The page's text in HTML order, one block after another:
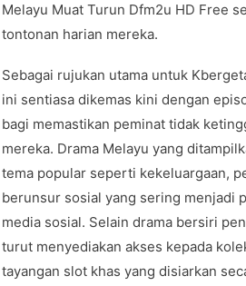
Melayu Muat Turun Dfm2u HD Free
tontonan harian mereka.
Sebagai rujukan utama untuk
ini sentiasa dikemas kini dengan
bagi memastikan peminat tidak
mereka. Drama Melayu yang
tema popular seperti kekeluargaan,
berunsur sosial yang sering menjadi
media sosial. Selain drama bersiri
turut menyediakan akses kepada
tayangan slot khas yang disiarkan